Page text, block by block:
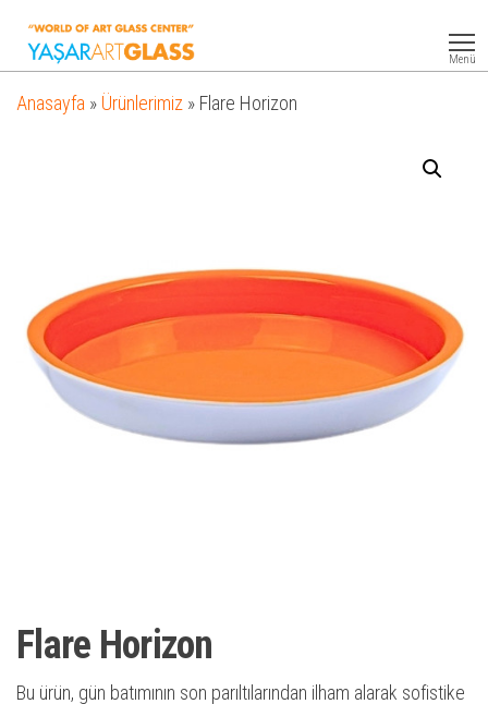
Glass
Menü
Anasayfa » Ürünlerimiz » Flare Horizon
Flare Horizon
Bu ürün, gün batımının son parıltılarından ilham alarak sofistike